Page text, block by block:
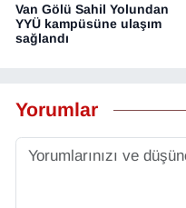
Van Gölü Sahil Yolundan
YYÜ kampüsüne ulaşım
sağlandı
Yorumlar